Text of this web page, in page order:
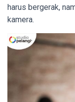
harus bergerak,
kamera.